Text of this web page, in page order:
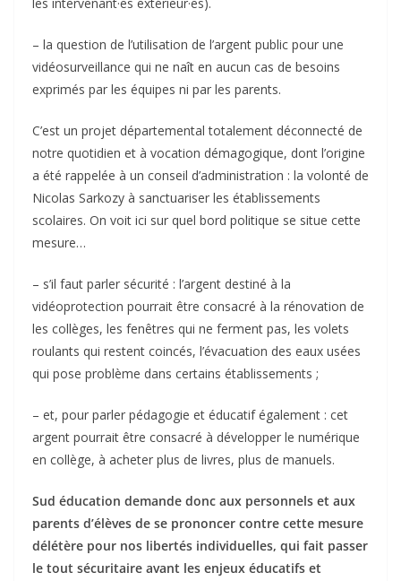
– la question de l’utilisation de l’argent public pour une
vidéosurveillance qui ne naît en aucun cas de besoins
exprimés par les équipes ni par les parents.
C’est un projet départemental totalement déconnecté de
notre quotidien et à vocation démagogique, dont l’origine
a été rappelée à un conseil d’administration : la volonté de
Nicolas Sarkozy à sanctuariser les établissements
scolaires. On voit ici sur quel bord politique se situe cette
mesure…
– s’il faut parler sécurité : l’argent destiné à la
vidéoprotection pourrait être consacré à la rénovation de
les collèges, les fenêtres qui ne ferment pas, les volets
roulants qui restent coincés, l’évacuation des eaux usées
qui pose problème dans certains établissements ;
– et, pour parler pédagogie et éducatif également : cet
argent pourrait être consacré à développer le numérique
en collège, à acheter plus de livres, plus de manuels.
Sud éducation demande donc aux personnels et aux
parents d’élèves de se prononcer contre cette mesure
délétère pour nos libertés individuelles, qui fait passer
le tout sécuritaire avant les enjeux éducatifs et